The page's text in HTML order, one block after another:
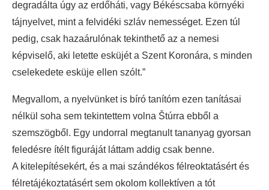
degradálta úgy az erdőháti, vagy Békéscsaba környéki
tájnyelvet, mint a felvidéki szláv nemességet. Ezen túl
pedig, csak hazaárulónak tekinthető az a nemesi
képviselő, aki letette esküjét a Szent Koronára, s minden
cselekedete esküje ellen szólt.”
Megvallom, a nyelvünket is bíró tanítóm ezen tanításai
nélkül soha sem tekintettem volna Štúrra ebből a
szemszögből. Egy undorral megtanult tananyag gyorsan
feledésre ítélt figuráját láttam addig csak benne.
A kitelepítésekért, és a mai szándékos félreoktatásért és
félretájékoztatásért sem okolom kollektíven a tót